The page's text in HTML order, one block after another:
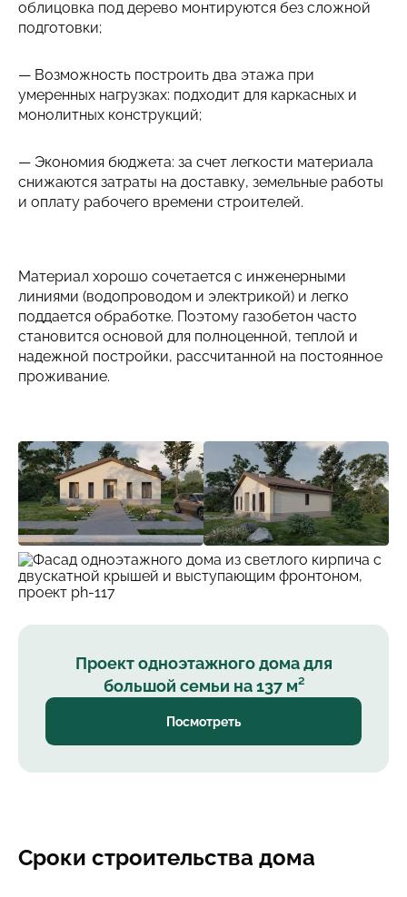
облицовка под дерево монтируются без сложной
подготовки;
— Возможность построить два этажа при
умеренных нагрузках: подходит для каркасных и
монолитных конструкций;
— Экономия бюджета: за счет легкости материала
снижаются затраты на доставку, земельные работы
и оплату рабочего времени строителей.
Материал хорошо сочетается с инженерными
линиями (водопроводом и электрикой) и легко
поддается обработке. Поэтому газобетон часто
становится основой для полноценной, теплой и
надежной постройки, рассчитанной на постоянное
проживание.
Проект одноэтажного дома для
большой семьи на 137 м²
Посмотреть
Сроки строительства дома